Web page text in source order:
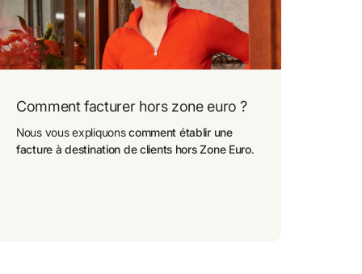
Comment facturer hors zone euro ?
Nous vous expliquons comment établir une
facture à destination de clients hors Zone Euro.